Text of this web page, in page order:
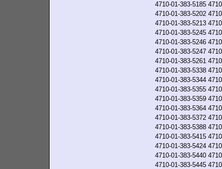
4710-01-383-5185
4710-01-383-5202
4710-01-383-5213
4710-01-383-5245
4710-01-383-5246
4710-01-383-5247
4710-01-383-5261
4710-01-383-5338
4710-01-383-5344
4710-01-383-5355
4710-01-383-5359
4710-01-383-5364
4710-01-383-5372
4710-01-383-5388
4710-01-383-5415
4710-01-383-5424
4710-01-383-5440
4710-01-383-5445